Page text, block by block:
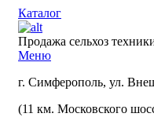
Каталог
Продажа сельхоз
Меню
г. Симферополь, ул.
(11 км. Московского